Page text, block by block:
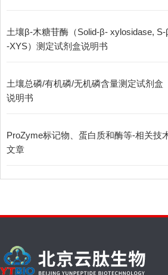
土壤β-木糖苷酶（Solid-β- xylosidase, S-
-XYS）测定试剂盒说明书
土壤总磷/有机磷/无机磷含量测定试剂盒
说明书
ProZyme标记物、蛋白质和酶等-相关技
文章